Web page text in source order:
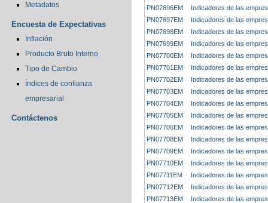
Metadatos
Encuesta de Expectativas
Inflación
Producto Bruto Interno
Tipo de Cambio
Índices de confianza
empresarial
Contáctenos
PN07696EM
Indicadores de las
PN07697EM
Indicadores de las
PN07698EM
Indicadores de las
PN07699EM
Indicadores de las
PN07700EM
Indicadores de las
PN07701EM
Indicadores de las
PN07702EM
Indicadores de las
PN07703EM
Indicadores de las
PN07704EM
Indicadores de las
PN07705EM
Indicadores de las
PN07706EM
Indicadores de las
PN07708EM
Indicadores de las
PN07709EM
Indicadores de las
PN07710EM
Indicadores de las
PN07711EM
Indicadores de las
PN07712EM
Indicadores de las
PN07713EM
Indicadores de las